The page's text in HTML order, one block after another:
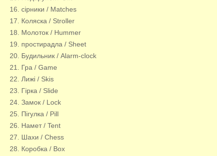
16. сірники / Matches
17. Коляска / Stroller
18. Молоток / Hummer
19. простирадла / Sheet
20. Будильник / Alarm-clock
21. Гра / Game
22. Лижі / Skis
23. Гірка / Slide
24. Замок / Lock
25. Пігулка / Pill
26. Намет / Tent
27. Шахи / Chess
28. Коробка / Box